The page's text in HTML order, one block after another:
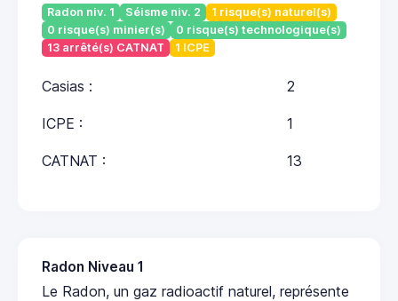
Radon niv. 1 Séisme niv. 2
1 risque(s) naturel(s)
0 risque(s) minier(s)
0 risque(s) technologique(s)
13 arrêté(s) CATNAT
1 ICPE
Casias : 2
ICPE : 1
CATNAT : 13
Radon Niveau 1
Le Radon, un gaz radioactif naturel, représente